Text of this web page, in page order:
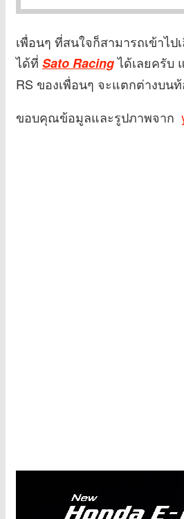
เพื่อนๆ ที่สนใจก็สามารถเข้าไป
ได้ที่ Sato Racingได้เลยครับ
RS ของเพื่อนๆ จะแตกต่างบน
ขอบคุณข้อมูลและรูปภาพจาก